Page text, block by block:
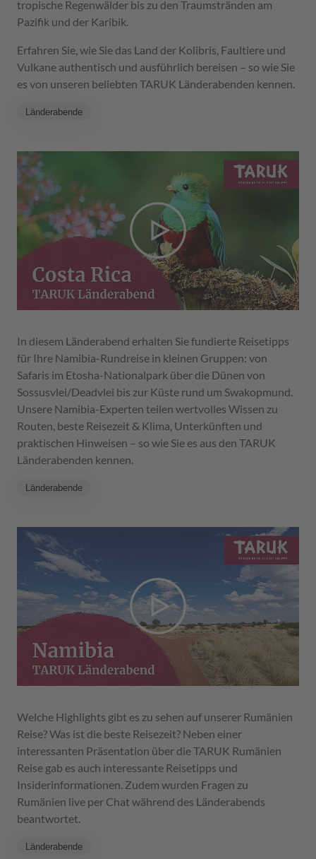
tropische Regenwälder bis zu den Traumstränden am
Pazifik und der Karibik.
Erfahren Sie, wie Sie das Land der Kolibris, Faultiere und
Vulkane authentisch und ausführlich bereisen – so wie Sie
es von unseren beliebten TARUK Länderabenden kennen.
Länderabende
In diesem Länderabend erhalten Sie fundierte Reisetipps
für Ihre Namibia-Rundreise in kleinen Gruppen: von
Safaris im Etosha-Nationalpark über die Dünen von
Sossusvlei/Deadvlei bis zur Küste rund um Swakopmund.
Unsere Namibia-Experten teilen wertvolles Wissen zu
Routen, beste Reisezeit & Klima, Unterkünften und
praktischen Hinweisen – so wie Sie es aus den TARUK
Länderabenden kennen.
Länderabende
Welche Highlights gibt es zu sehen auf unserer Rumänien
Reise? Was ist die beste Reisezeit? Neben einer
interessanten Präsentation über die TARUK Rumänien
Reise gab es auch interessante Reisetipps und
Insiderinformationen. Zudem wurden Fragen zu
Rumänien live per Chat während des Länderabends
beantwortet.
Länderabende